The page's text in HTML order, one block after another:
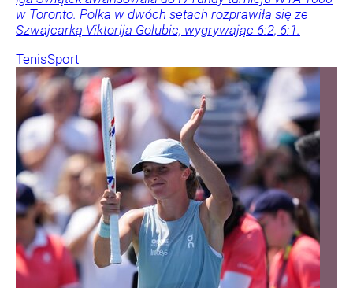
w Toronto. Polka w dwóch setach rozprawiła się ze
Szwajcarką Viktorija Golubic, wygrywając 6:2, 6:1.
TenisSport